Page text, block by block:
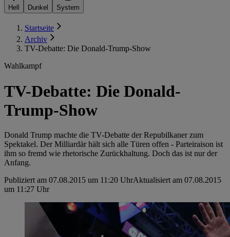
Hell Dunkel System
Startseite
Archiv
TV-Debatte: Die Donald-Trump-Show
Wahlkampf
TV-Debatte: Die Donald-
Trump-Show
Donald Trump machte die TV-Debatte der Repubilkaner zum
Spektakel. Der Milliardär hält sich alle Türen offen - Parteiraison ist
ihm so fremd wie rhetorische Zurückhaltung. Doch das ist nur der
Anfang.
Publiziert am 07.08.2015 um 11:20 UhrAktualisiert am 07.08.2015
um 11:27 Uhr